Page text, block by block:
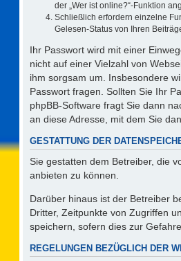
der „Wer ist online?“-Funktion
Schließlich erfordern einzelne
Gelesen-Status von Ihren
Ihr Passwort wird mit einer
nicht auf einer Vielzahl von
ihm sorgsam um. Insbesondere
Passwort fragen. Sollten Sie Ihr
phpBB-Software fragt Sie dann
an diese Adresse, mit dem Sie
GESTATTUNG DER
Sie gestatten dem Betreiber, die
anbieten zu können.
Darüber hinaus ist der Betreiber
Dritter, Zeitpunkte von Zugriffen
speichern, sofern dies zur
REGELUNGEN BEZÜGLICH DER